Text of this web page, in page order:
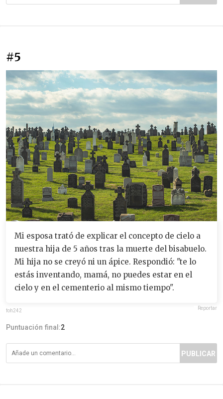
#5
Mi esposa trató de explicar el concepto de cielo a
nuestra hija de 5 años tras la muerte del bisabuelo.
Mi hija no se creyó ni un ápice. Respondió: "te lo
estás inventando, mamá, no puedes estar en el
cielo y en el cementerio al mismo tiempo".
foh242 Reportar
Puntuación final:2
PUBLICAR